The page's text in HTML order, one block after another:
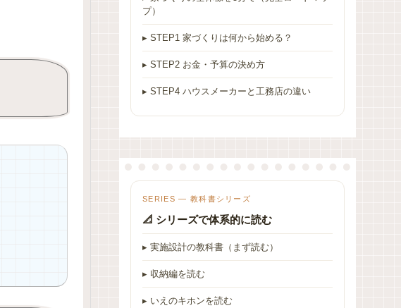
プ）
▸ STEP1 家づくりは何から始める？
▸ STEP2 お金・予算の決め方
▸ STEP4 ハウスメーカーと工務店の違い
SERIES — 教科書シリーズ
📐 シリーズで体系的に読む
▸ 実施設計の教科書（まず読む）
▸ 収納編を読む
▸ いえのキホンを読む